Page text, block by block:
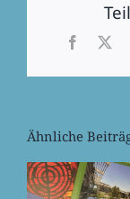
X
Ähnliche